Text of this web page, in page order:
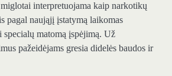
interpretuojama kaip narkotikų
pagal naująjį įstatymą laikomas
matomą įspėjimą. Už
pažeidėjams gresia didelės baudos ir